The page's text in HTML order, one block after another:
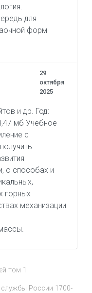
для
форм
29
октября
2025
и др. Год:
мб Учебное
с
о способах и
горных
механизации
том 1
службы России 1700-